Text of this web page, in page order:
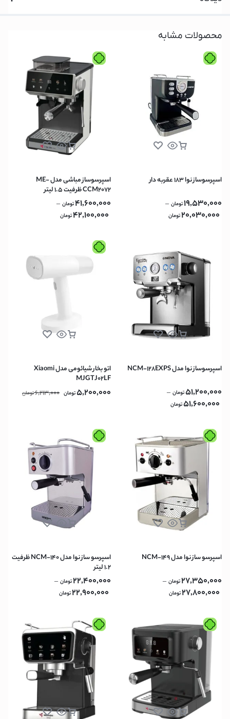
محصولات مشابه
اسپرسوساز نوا 183 عقربه دار
19,530,000تومان –
20,030,000تومان
اسپرسوساز مباشی مدل ME-
CCM2072 ظرفیت ۱.۵ لیتر
41,600,000تومان –
42,100,000تومان
اسپرسوساز نوا مدل NCM-128EXPS
51,200,000تومان –
51,600,000تومان
اتو بخار شیائومی مدل Xiaomi
MJGTJ02LF
5,200,000تومان 6,213,000تومان
اسپرسو ساز نوا مدل NCM-149
27,350,000تومان –
27,800,000تومان
اسپرسو ساز نوا مدل NCM-140 ظرفیت
۱.۲ لیتر
22,400,000تومان –
22,900,000تومان